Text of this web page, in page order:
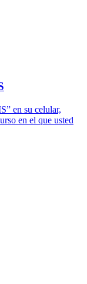
en su celular,
en el que usted